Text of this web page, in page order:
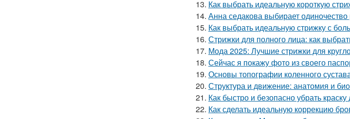
13. Как выбрать идеальную короткую
14. Анна седакова выбирает
15. Как выбрать идеальную стрижку с
16. Стрижки для полного лица: как
17. Мода 2025: Лучшие стрижки для
18. Сейчас я покажу фото из своего
19. Основы топографии коленного
20. Структура и движение: анатомия и
21. Как быстро и безопасно убрать
22. Как сделать идеальную коррекцию